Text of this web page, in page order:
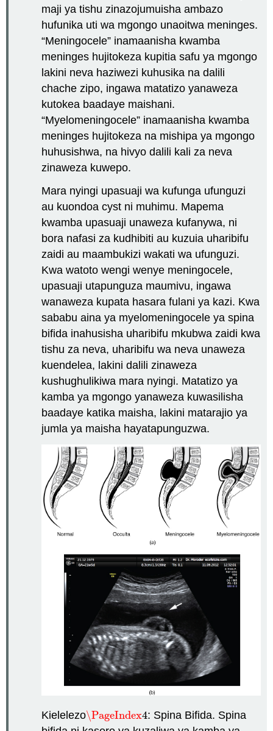
maji ya tishu zinazojumuisha ambazo
hufunika uti wa mgongo unaoitwa meninges.
“Meningocele” inamaanisha kwamba
meninges hujitokeza kupitia safu ya mgongo
lakini neva haziwezi kuhusika na dalili
chache zipo, ingawa matatizo yanaweza
kutokea baadaye maishani.
“Myelomeningocele” inamaanisha kwamba
meninges hujitokeza na mishipa ya mgongo
huhusishwa, na hivyo dalili kali za neva
zinaweza kuwepo.
Mara nyingi upasuaji wa kufunga ufunguzi
au kuondoa cyst ni muhimu. Mapema
kwamba upasuaji unaweza kufanywa, ni
bora nafasi za kudhibiti au kuzuia uharibifu
zaidi au maambukizi wakati wa ufunguzi.
Kwa watoto wengi wenye meningocele,
upasuaji utapunguza maumivu, ingawa
wanaweza kupata hasara fulani ya kazi. Kwa
sababu aina ya myelomeningocele ya spina
bifida inahusisha uharibifu mkubwa zaidi kwa
tishu za neva, uharibifu wa neva unaweza
kuendelea, lakini dalili zinaweza
kushughulikiwa mara nyingi. Matatizo ya
kamba ya mgongo yanaweza kuwasilisha
baadaye katika maisha, lakini matarajio ya
jumla ya maisha hayatapunguzwa.
Kielelezo\PageIndex4
\PageIndex4: Spina Bifida. Spina